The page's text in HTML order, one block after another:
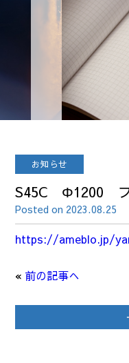
お知らせ
S45C Φ1200
Posted on 2023.08.25
https://ameblo.jp/
« 前の記事へ